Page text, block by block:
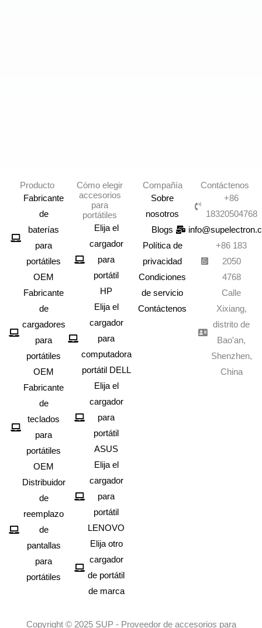
Producto
Fabricante
de
baterías
para
portátiles
OEM
Fabricante
de
cargadores
para
portátiles
OEM
Fabricante
de
teclados
para
portátiles
OEM
Distribuidor
de
reemplazo
de
pantallas
para
portátiles
Cómo elegir
accesorios
para
portátiles
Elija el
cargador
para
portátil
HP
Elija el
cargador
para
computadora
portátil DELL
Elija el
cargador
para
portátil
ASUS
Elija el
cargador
para
portátil
LENOVO
Elija otro
cargador
de portátil
de marca
Compañía
Sobre
nosotros
Blogs
Política de
privacidad
Condiciones
de servicio
Contáctenos
Contáctenos
+86
18320504768
+86 183
2050
4768
Calle
Xixiang,
distrito de
Bao'an,
Shenzhen,
China
Copyright © 2025 SUP - Proveedor de accesorios para